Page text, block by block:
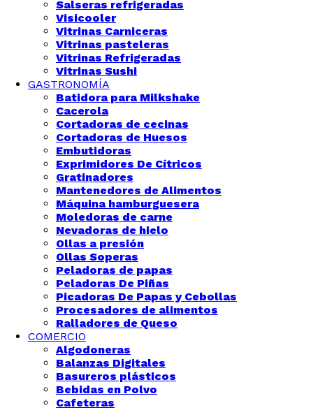
Salseras refrigeradas
Visicooler
Vitrinas Carniceras
Vitrinas pasteleras
Vitrinas Refrigeradas
Vitrinas Sushi
GASTRONOMÍA
Batidora para Milkshake
Cacerola
Cortadoras de cecinas
Cortadoras de Huesos
Embutidoras
Exprimidores De Cítricos
Gratinadores
Mantenedores de Alimentos
Máquina hamburguesera
Moledoras de carne
Nevadoras de hielo
Ollas a presión
Ollas Soperas
Peladoras de papas
Peladoras De Piñas
Picadoras De Papas y Cebollas
Procesadores de alimentos
Ralladores de Queso
COMERCIO
Algodoneras
Balanzas Digitales
Basureros plásticos
Bebidas en Polvo
Cafeteras